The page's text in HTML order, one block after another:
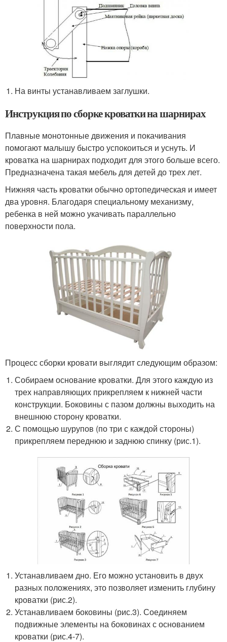
На винты устанавливаем заглушки.
Инструкция по сборке кроватки на шарнирах
Плавные монотонные движения и покачивания
помогают малышу быстро успокоиться и уснуть. И
кроватка на шарнирах подходит для этого больше всего.
Предназначена такая мебель для детей до трех лет.
Нижняя часть кроватки обычно ортопедическая и имеет
два уровня. Благодаря специальному механизму,
ребенка в ней можно укачивать параллельно
поверхности пола.
Процесс сборки кровати выглядит следующим образом:
Собираем основание кроватки. Для этого каждую из
трех направляющих прикрепляем к нижней части
конструкции. Боковины с пазом должны выходить на
внешнюю сторону кроватки.
С помощью шурупов (по три с каждой стороны)
прикрепляем переднюю и заднюю спинку (рис.1).
Устанавливаем дно. Его можно установить в двух
разных положениях, это позволяет изменить глубину
кроватки (рис.2).
Устанавливаем боковины (рис.3). Соединяем
подвижные элементы на боковинах с основанием
кроватки (рис.4-7).